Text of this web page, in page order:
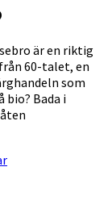
är en riktig
60-talet, en
som
bio? Bada i